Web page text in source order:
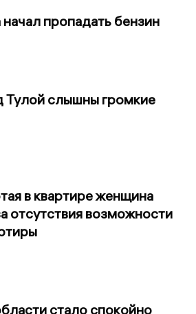
начал пропадать бензин
Тулой слышны громкие
в квартире женщина
отсутствия возможности
стало спокойно